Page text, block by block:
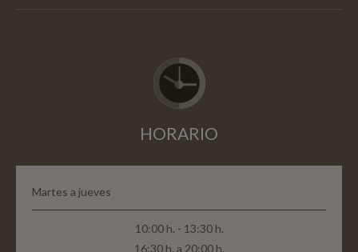
HORARIO
Martes a jueves
10:00 h. - 13:30 h.
16:30 h. a 20:00 h.